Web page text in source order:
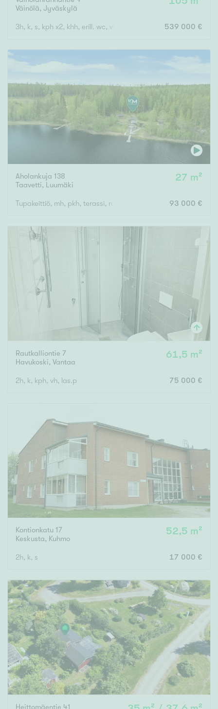
Väinölä, Jyväskylä
3h, k, s, kph x2, khh, erill. wc, vh, las.p, ter 539 000 €
Aholankuja 138
Taavetti, Luumäki
27 m²
Tupakeittiö, mh, pkh, terassi, rantasauna, aitta, autotalli/
93 000 €
Rautkalliontie 7
Havukoski, Vantaa
61,5 m²
2h, k, kph, vh, las.p 75 000 €
Kontionkatu 17
Keskusta, Kuhmo
52,5 m²
2h, k, s 17 000 €
Heittomäentie 41